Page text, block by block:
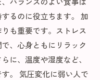
るのに役立ちます。 加
も重要です。ストレス
、心身ともにリラック
に、温度や湿度など、
。 気圧変化に弱い人で